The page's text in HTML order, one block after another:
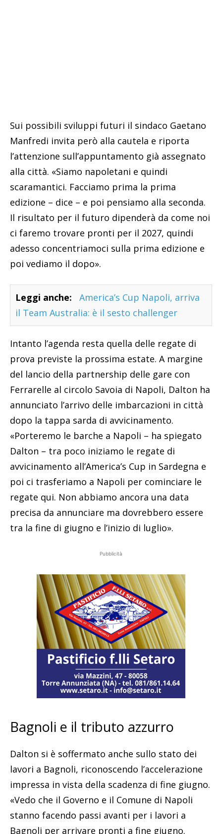
Sui possibili sviluppi futuri il sindaco Gaetano
Manfredi invita però alla cautela e riporta
l’attenzione sull’appuntamento già assegnato
alla città. «Siamo napoletani e quindi
scaramantici. Facciamo prima la prima
edizione – dice – e poi pensiamo alla seconda.
Il risultato per il futuro dipenderà da come noi
ci faremo trovare pronti per il 2027, quindi
adesso concentriamoci sulla prima edizione e
poi vediamo il dopo».
Leggi anche:
America’s Cup Napoli, arriva
il Team Australia: è il sesto challenger
Intanto l’agenda resta quella delle regate di
prova previste la prossima estate. A margine
del lancio della partnership delle gare con
Ferrarelle al circolo Savoia di Napoli, Dalton ha
annunciato l’arrivo delle imbarcazioni in città
dopo la tappa sarda di avvicinamento.
«Porteremo le barche a Napoli – ha spiegato
Dalton – tra poco iniziamo le regate di
avvicinamento all’America’s Cup in Sardegna e
poi ci trasferiamo a Napoli per cominciare le
regate qui. Non abbiamo ancora una data
precisa da annunciare ma dovrebbero essere
tra la fine di giugno e l’inizio di luglio».
Pubblicità
Bagnoli e il tributo azzurro
Dalton si è soffermato anche sullo stato dei
lavori a Bagnoli, riconoscendo l’accelerazione
impressa in vista della scadenza di fine giugno.
«Vedo che il Governo e il Comune di Napoli
stanno facendo passi avanti per i lavori a
Bagnoli per arrivare pronti a fine giugno.